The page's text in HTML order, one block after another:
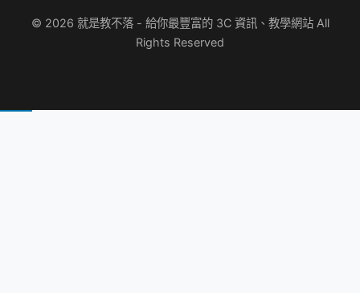
© 2026 就是教不落 - 給你最豐富的 3C 資訊、教學網站 All
Rights Reserved